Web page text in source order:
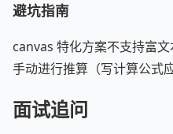
避坑指南
canvas 特化方案不支持富
手动进行推算（写计算公式
面试追问